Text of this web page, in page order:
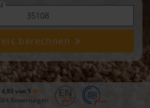
berechnen
4,93 von 5
Bewertungen